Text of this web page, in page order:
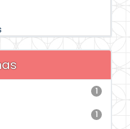
1
1